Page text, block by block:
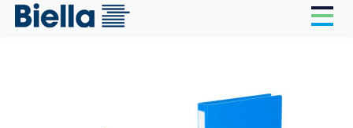
Cookie-Einstellungen